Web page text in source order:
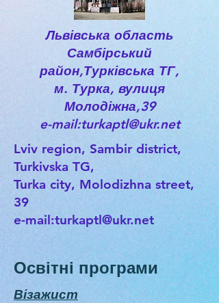
Львівська область
Самбірський
район,Турківська ТГ,
м. Турка, вулиця
Молодіжна,39
e-mail:turkaptl@ukr.net
Lviv region, Sambir district,
Turkivska TG,
Turka city, Molodizhna street,
39
e-mail:turkaptl@ukr.net
Освітні програми
Візажист